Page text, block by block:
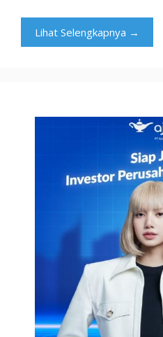
Lihat Selengkapnya →